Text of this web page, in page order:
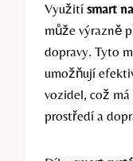
Využití smart
může výrazně
dopravy. Tyto
umožňují
vozidel, což
prostředí a